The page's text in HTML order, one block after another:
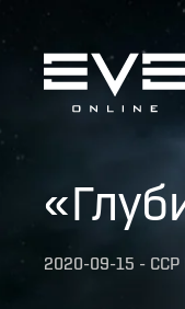
2020-09-15 -